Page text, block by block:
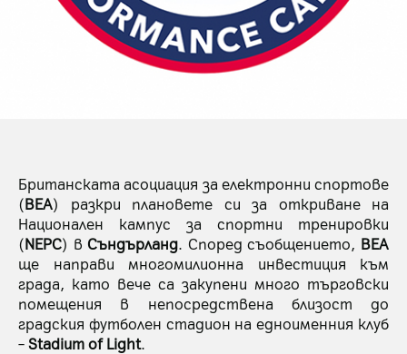
Британската асоциация за електронни спортове
(BEA) разкри плановете си за откриване на
Национален кампус за спортни тренировки
(NEPC) вСъндърланд. Според съобщението, BEA
ще направи многомилионна инвестиция към
града, като вече са закупени много търговски
помещения в непосредствена близост до
градския футболен стадион на едноименния клуб
–Stadium of Light.